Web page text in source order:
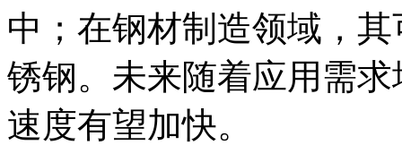
中；在钢材制造领域，
锈钢。未来随着应用需
速度有望加快。